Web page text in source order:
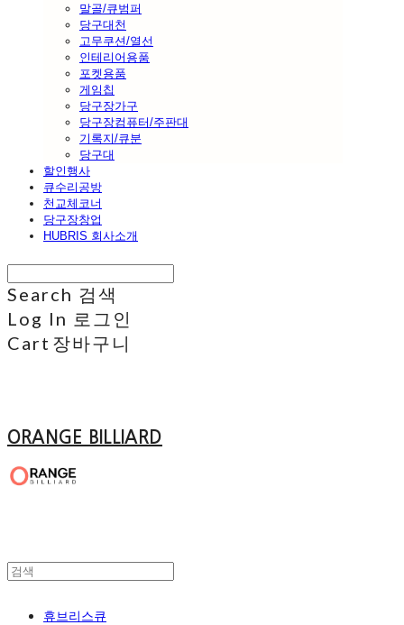
말골/큐범퍼
당구대천
고무쿠션/열선
인테리어용품
포켓용품
게임칩
당구장가구
당구장컴퓨터/주판대
기록지/큐분
당구대
할인행사
큐수리공방
천교체코너
당구장창업
HUBRIS 회사소개
Search 검색
Log In 로그인
Cart 장바구니
ORANGE BILLIARD
휴브리스큐